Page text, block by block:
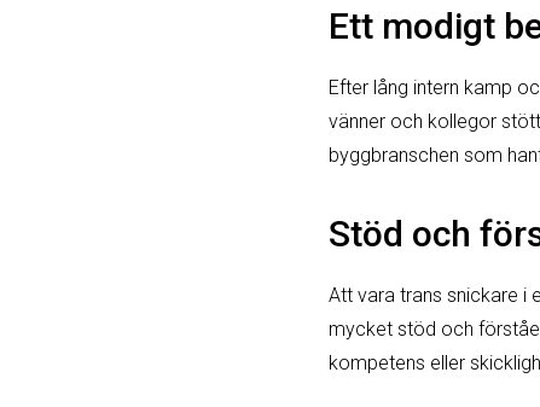
Ett modigt
Efter lång intern kamp
vänner och kollegor
byggbranschen som
Stöd och
Att vara trans snickare i
mycket stöd och
kompetens eller